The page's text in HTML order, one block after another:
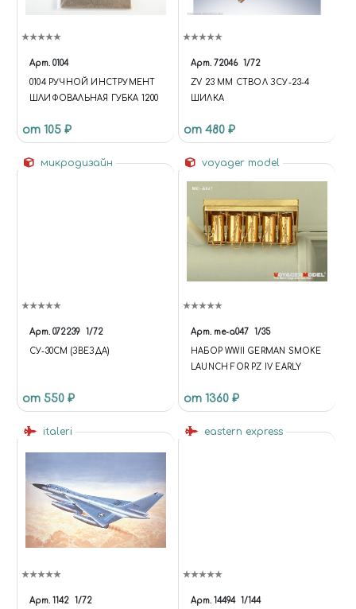
Арт. 0104
0104 РУЧНОЙ ИНСТРУМЕНТ
ШЛИФОВАЛЬНАЯ ГУБКА 1200
от 105 ₽
Арт. 72046 1/72
ZV 23 ММ СТВОЛ ЗСУ-23-4
ШИЛКА
от 480 ₽
микродизайн
Арт. 072239 1/72
СУ-30СМ (ЗВЕЗДА)
от 550 ₽
voyager model
Арт. me-a047 1/35
НАБОР WWII GERMAN SMOKE
LAUNCH FOR PZ IV EARLY
от 1360 ₽
italeri
Арт. 1142 1/72
eastern express
Арт. 14494 1/144